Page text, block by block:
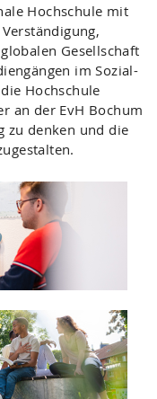
Hochschule mit
Gesellschaft
im Sozial-
Hochschule
an der EvH Bochum
zu denken und die